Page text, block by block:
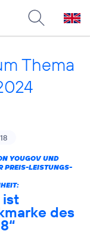
Thema
YOUGOV UND
PREIS-LEISTUNGS-
ist
des